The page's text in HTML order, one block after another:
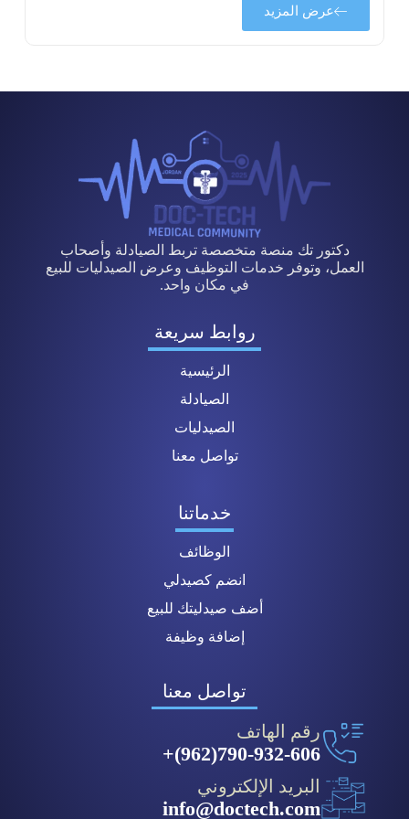
عرض المزيد
دكتور تك منصة متخصصة تربط الصيادلة وأصحاب
العمل، وتوفر خدمات التوظيف وعرض الصيدليات للبيع
في مكان واحد.
روابط سريعة
الرئيسية
الصيادلة
الصيدليات
تواصل معنا
خدماتنا
الوظائف
انضم كصيدلي
أضف صيدليتك للبيع
إضافة وظيفة
تواصل معنا
رقم الهاتف
790-932-606(962)+
البريد الإلكتروني
info@doctech.com